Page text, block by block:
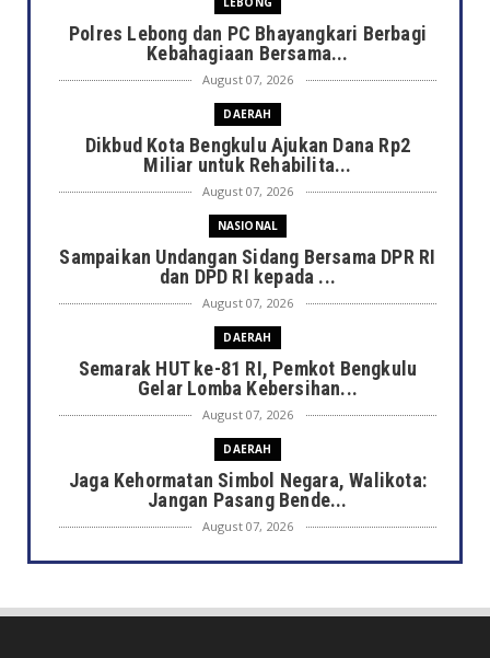
Polres Lebong dan PC Bhayangkari Berbagi
Kebahagiaan Bersama...
August 07, 2026
DAERAH
Dikbud Kota Bengkulu Ajukan Dana Rp2
Miliar untuk Rehabilita...
August 07, 2026
NASIONAL
Sampaikan Undangan Sidang Bersama DPR RI
dan DPD RI kepada ...
August 07, 2026
DAERAH
Semarak HUT ke-81 RI, Pemkot Bengkulu
Gelar Lomba Kebersihan...
August 07, 2026
DAERAH
Jaga Kehormatan Simbol Negara, Walikota:
Jangan Pasang Bende...
August 07, 2026
DAERAH
Bagikan 5.000 Bendera ...